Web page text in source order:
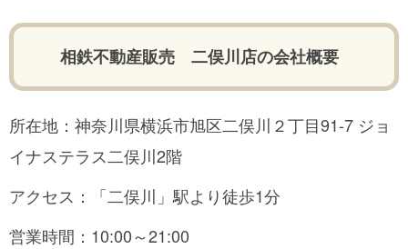
相鉄不動産販売 二俣川店の会社概要
所在地：神奈川県横浜市旭区二俣川２丁目91-7 ジョ
イナステラス二俣川2階
アクセス：「二俣川」駅より徒歩1分
営業時間：10:00～21:00